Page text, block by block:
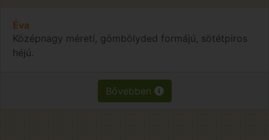
Éva
Középnagy méretí, gömbölyded formájú, sötétpiros
héjú.
Bővebben